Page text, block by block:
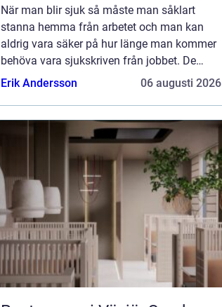
När man blir sjuk så måste man såklart
stanna hemma från arbetet och man kan
aldrig vara säker på hur länge man kommer
behöva vara sjukskriven från jobbet. De
första två veckorna så är det i regel
Erik Andersson 06 augusti 2026